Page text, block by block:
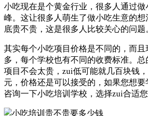
小吃现在是个黄金行业，很多人通过
峰。这让很多人萌生了做小吃生意的想
底贵不贵，这是很多人比较关心的问题
其实每个小吃项目价格是不同的，而
多，每个学校也有不同的收费标准。
项目不会太贵，zui低可能就几百块钱
元，价格还是可以接受的，如果您想
咨询一下小吃培训学校，选择zui合适您